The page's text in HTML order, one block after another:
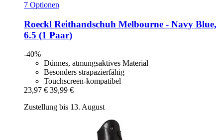
7 Optionen
Roeckl Reithandschuh Melbourne -​ Navy Blue,
6.5 (1 Paar)
-40%
Dünnes, atmungsaktives Material
Besonders strapazierfähig
Touchscreen-kompatibel
23,97 € 39,99 €
Zustellung bis 13. August